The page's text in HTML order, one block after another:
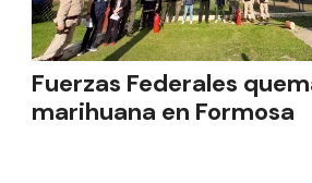
Fuerzas Federales
marihuana en Formosa